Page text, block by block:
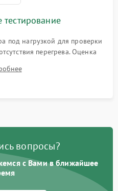
под нагрузкой для проверки
перегрева. Оценка
на тестовых
всех видеовходов и кнопок
вопросы?
с Вами в ближайшее